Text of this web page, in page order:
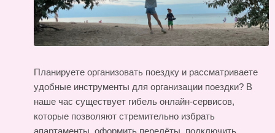
Планируете организовать поездку и рассматриваете
удобные инструменты для организации поездки? В
наше час существует гибель онлайн-сервисов,
которые позволяют стремительно избрать